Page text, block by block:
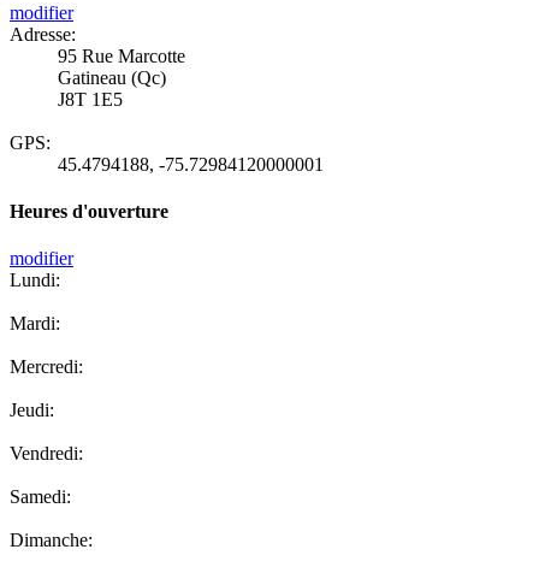
modifier
Adresse:
95 Rue Marcotte
Gatineau (Qc)
J8T 1E5
GPS:
45.4794188, -75.72984120000001
Heures d'ouverture
modifier
Lundi:
Mardi:
Mercredi:
Jeudi:
Vendredi:
Samedi:
Dimanche: